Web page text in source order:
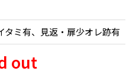
タミ有、見返・扉少オレ跡有
out